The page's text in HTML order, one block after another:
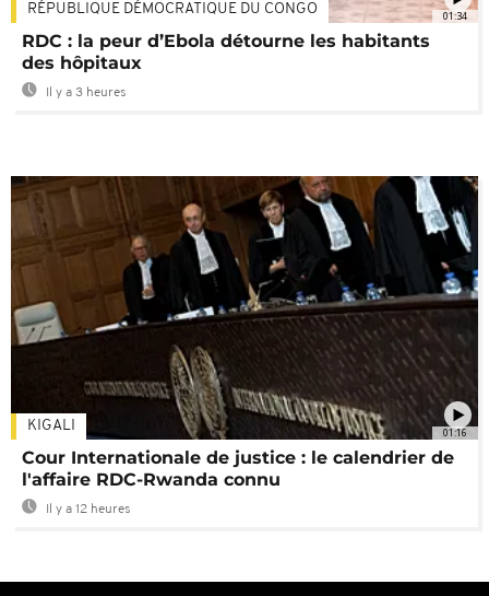
01:34
RÉPUBLIQUE DÉMOCRATIQUE DU CONGO
RDC : la peur d’Ebola détourne les habitants
des hôpitaux
Il y a 3 heures
01:16
KIGALI
Cour Internationale de justice : le calendrier de
l'affaire RDC-Rwanda connu
Il y a 12 heures